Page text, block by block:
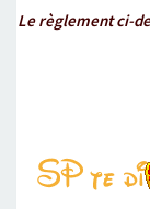
Le règlement ci-